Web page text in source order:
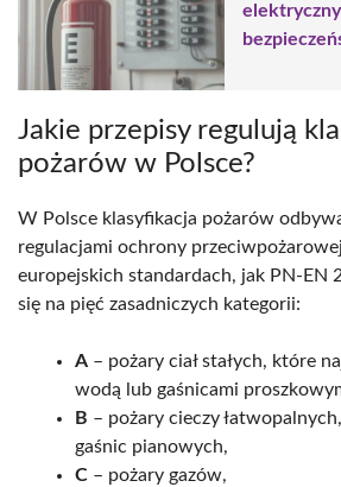
Jakie przepisy regulują
pożarów w Polsce?
W Polsce klasyfikacja pożarów
regulacjami ochrony
europejskich standardach, jak PN-EN
się na pięć zasadniczych kategorii:
A – pożary ciał stałych, które
wodą lub gaśnicami
B – pożary cieczy
gaśnic pianowych,
C – pożary gazów,